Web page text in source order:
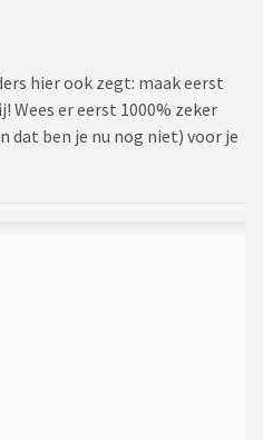
hier ook zegt: maak eerst
Wees er eerst 1000% zeker
dat ben je nu nog niet) voor je